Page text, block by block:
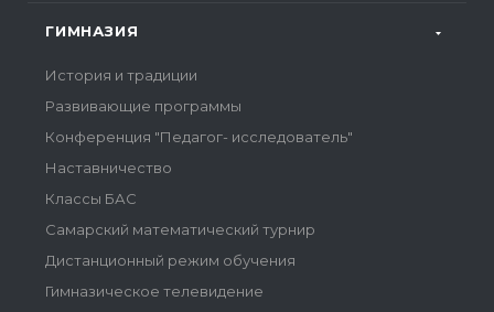
ГИМНАЗИЯ
История и традиции
Развивающие программы
Конференция "Педагог- исследователь"
Наставничество
Классы БАС
Самарский математический турнир
Дистанционный режим обучения
Гимназическое телевидение